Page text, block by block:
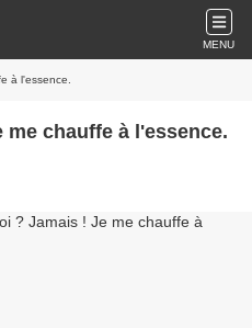
MENU
à l'essence.
chauffe à l'essence.